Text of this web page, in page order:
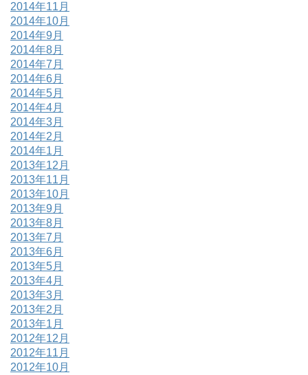
2014年11月
2014年10月
2014年9月
2014年8月
2014年7月
2014年6月
2014年5月
2014年4月
2014年3月
2014年2月
2014年1月
2013年12月
2013年11月
2013年10月
2013年9月
2013年8月
2013年7月
2013年6月
2013年5月
2013年4月
2013年3月
2013年2月
2013年1月
2012年12月
2012年11月
2012年10月